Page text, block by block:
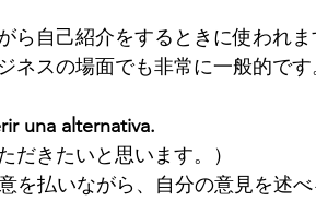
ら自己紹介をするときに使われ
スの場面でも非常に一般的です
una alternativa.
だきたいと思います。）
を払いながら、自分の意見を述